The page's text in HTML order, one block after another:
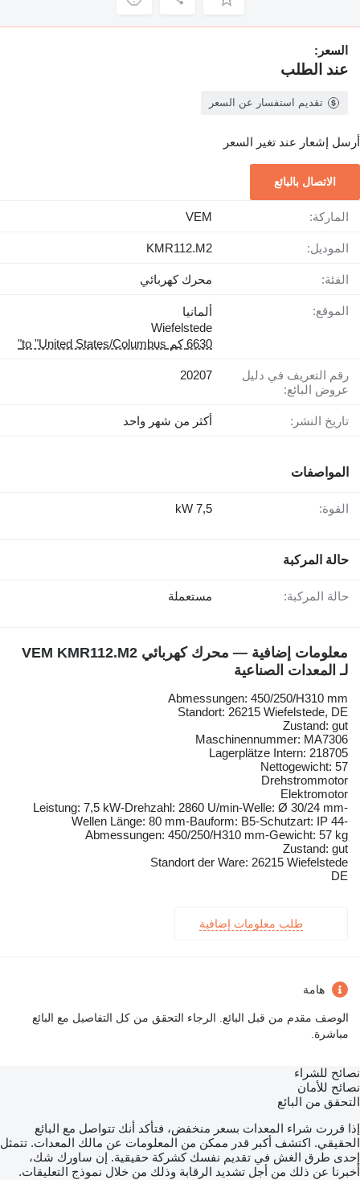
السعر:
عند الطلب
تقديم استفسار عن السعر
أرسل إشعار عند تغير السعر
الاتصال بالبائع
الماركة: VEM
الموديل: KMR112.M2
الفئة: محرك كهربائي
الموقع:
ألمانيا
Wiefelstede
6630 كم to "United States/Columbus"
رقم التعريف في دليل
عروض البائع:
20207
تاريخ النشر: أكثر من شهر واحد
المواصفات
القوة: 7,5 kW
حالة المركبة
حالة المركبة: مستعملة
معلومات إضافية — محرك كهربائي VEM KMR112.M2
لـ المعدات الصناعية
Abmessungen: 450/250/H310 mm
Standort: 26215 Wiefelstede, DE
Zustand: gut
Maschinennummer: MA7306
Lagerplätze Intern: 218705
Nettogewicht: 57
Drehstrommotor
Elektromotor
Leistung: 7,5 kW-Drehzahl: 2860 U/min-Welle: Ø 30/24 mm-
Wellen Länge: 80 mm-Bauform: B5-Schutzart: IP 44-
Abmessungen: 450/250/H310 mm-Gewicht: 57 kg
Zustand: gut
Standort der Ware: 26215 Wiefelstede
DE
طلب معلومات إضافية
هامة
الوصف مقدم من قبل البائع. الرجاء التحقق من كل التفاصيل مع البائع
مباشرة.
نصائح للشراء
نصائح للأمان
التحقق من البائع
إذا قررت شراء المعدات بسعر منخفض، فتأكد أنك تتواصل مع البائع
الحقيقي. اكتشف أكبر قدر ممكن من المعلومات عن مالك المعدات. تتمثل
إحدى طرق الغش في تقديم نفسك كشركة حقيقية. إن ساورك شك،
أخبرنا عن ذلك من أجل تشديد الرقابة وذلك من خلال نموذج التعليقات.